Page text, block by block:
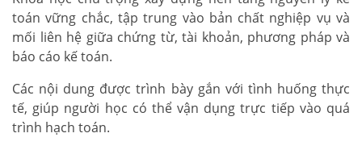
toán vững chắc, tập trung vào bản chất nghiệp vụ và
mối liên hệ giữa chứng từ, tài khoản, phương pháp và
báo cáo kế toán.
Các nội dung được trình bày gắn với tình huống thực
tế, giúp người học có thể vận dụng trực tiếp vào quá
trình hạch toán.